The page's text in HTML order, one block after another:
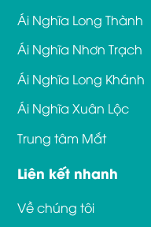
Ái Nghĩa Long Thành
Ái Nghĩa Nhơn Trạch
Ái Nghĩa Long Khánh
Ái Nghĩa Xuân Lộc
Trung tâm Mắt
Liên kết nhanh
Về chúng tôi